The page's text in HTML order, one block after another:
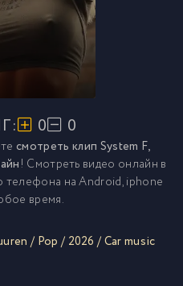
0 0
смотреть клип System F,
! Смотреть видео онлайн в
телефона на Android, iphone
время.
/ Pop / 2026 /Car music